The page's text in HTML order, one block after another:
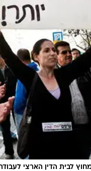
לבית הדין הארצי